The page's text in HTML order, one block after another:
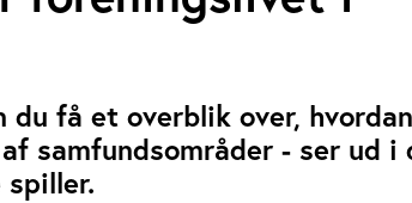
du få et overblik over, hvordan
samfundsområder - ser ud i